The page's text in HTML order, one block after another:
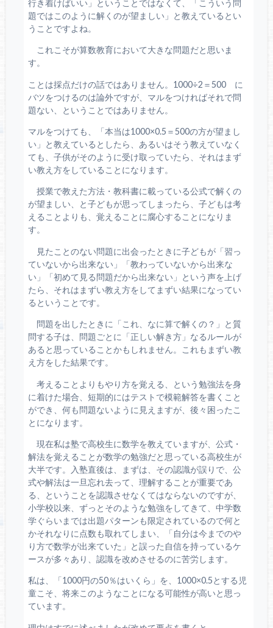
行き着けばいい」ということではなくて、「こういう問
題ではこのように解くのが望ましい」と教えているとい
うことですよね。
これこそが算数教育において大きな問題だと思いま
す。
ことは採点だけの話ではありません。1000÷2＝500 に
バツをつけるのは論外ですが、マルをつければそれで問
題ない、ということではありません。
マルをつけても、「本当は1000×0.5＝500の方が望まし
い」と教えているとしたら、あるいはそう教えていなく
ても、子供がそのように受け取っていたら、それはまず
い教え方をしていることになります。
授業で教えた方法・教科書に載っている公式で解くの
が望ましい、と子どもが思ってしまったら、子どもは考
えることよりも、覚えることに腐心することになりま
す。
見たことのない問題に出会ったときに子どもが「習っ
ていないから出来ない」「教わっていないから出来な
い」「初めて見る問題だから出来ない」という声を上げ
たら、それはまずい教え方をしてまずい結果になってい
るということです。
問題を出したときに「これ、なに算で解くの？」と質
問する子は、問題ごとに「正しい解き方」なるルールが
あると思っていることかもしれません。これもまずい教
え方をした結果です。
考えることよりもやり方を覚える、という勉強法を身
に着けた場合、短期的にはテストで模範解答を書くこと
ができ、何も問題ないように見えますが、後々困ったこ
とになります。
現在私は塾で高校生に数学を教えていますが、公式・
解法を覚えることが数学の勉強だと思っている高校生が
大半です。入塾直後は、まずは、その認識が誤りで、公
式や解法は一旦忘れ去って、理解することが重要であ
る、ということを認識させなくてはならないのですが、
小学校以来、ずっとそのような勉強をしてきて、中学数
学ぐらいまでは出題パターンも限定されているので何と
かそれなりに点数も取れてしまい、「自分は今までのや
り方で数学が出来ていた」と誤った自信を持っているケ
ースが多々あり、認識を改めさせるのに苦労します。
私は、「1000円の50％はいくら」を、1000×0.5とする児
童こそ、将来このようなことになる可能性が高いと思っ
ています。